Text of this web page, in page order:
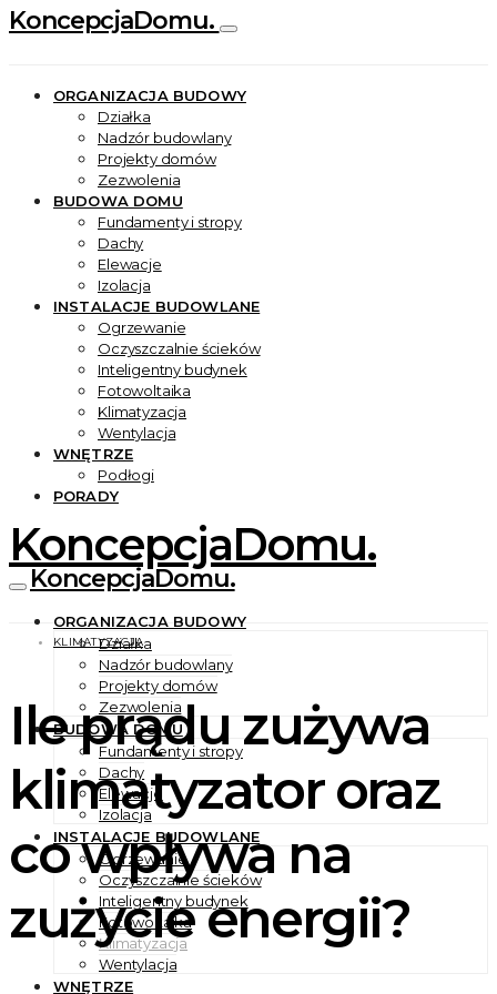
KoncepcjaDomu.
ORGANIZACJA BUDOWY
Działka
Nadzór budowlany
Projekty domów
Zezwolenia
BUDOWA DOMU
Fundamenty i stropy
Dachy
Elewacje
Izolacja
INSTALACJE BUDOWLANE
Ogrzewanie
Oczyszczalnie ścieków
Inteligentny budynek
Fotowoltaika
Klimatyzacja
Wentylacja
WNĘTRZE
Podłogi
PORADY
KoncepcjaDomu.
KoncepcjaDomu.
ORGANIZACJA BUDOWY
Działka
Nadzór budowlany
Projekty domów
Zezwolenia
BUDOWA DOMU
Fundamenty i stropy
Dachy
Elewacje
Izolacja
INSTALACJE BUDOWLANE
Ogrzewanie
Oczyszczalnie ścieków
Inteligentny budynek
Fotowoltaika
Klimatyzacja
Wentylacja
WNĘTRZE
KLIMATYZACJA
Ile prądu zużywa
klimatyzator oraz
co wpływa na
zużycie energii?